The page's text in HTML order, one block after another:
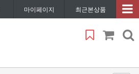
마이페이지 최근본상품